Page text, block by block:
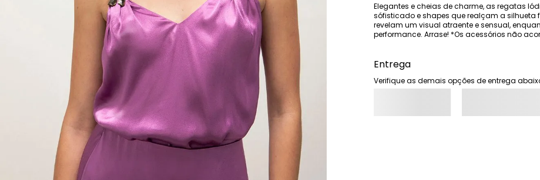
Elegantes e cheias de charme, as regatas
sófisticado e shapes que realçam a silhueta
revelam um visual atraente e sensual,
performance. Arrase! *Os acessórios não
Entrega
Verifique as demais opções de entrega